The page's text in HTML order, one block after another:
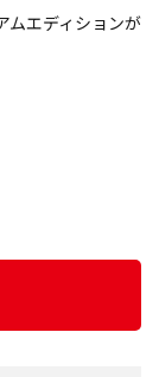
ムエディションが